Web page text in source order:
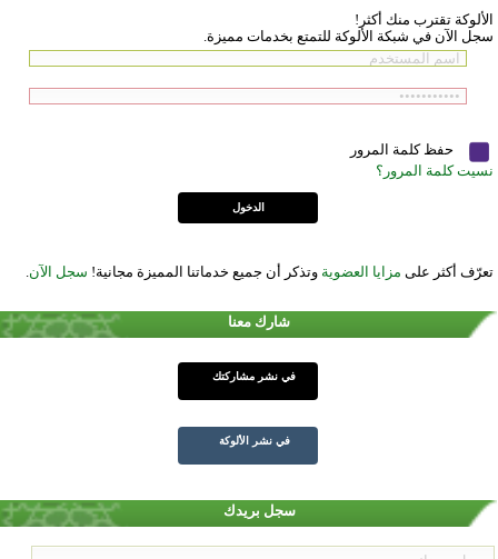
الألوكة تقترب منك أكثر!
سجل الآن في شبكة الألوكة للتمتع بخدمات مميزة.
حفظ كلمة المرور
نسيت كلمة المرور؟
تعرّف أكثر على مزايا العضوية وتذكر أن جميع خدماتنا المميزة مجانية! سجل الآن
شارك معنا
في نشر مشاركتك
في نشر الألوكة
سجل بريدك